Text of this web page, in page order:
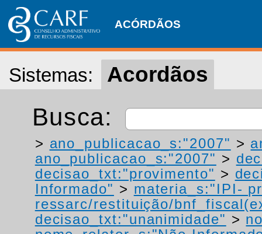
ACÓRDÃOS
Sistemas: Acordãos
Busca:
> ano_publicacao_s:"2007" >
ano_publicacao_s:"2007" >
decisao_txt:"provimento" >
Informado" > materia_s:"IPI-
ressarc/restituição/
decisao_txt:"unanimidade" >